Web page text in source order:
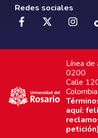
Redes sociales
Línea
0200
Calle
Colombia
aquí:
petición)